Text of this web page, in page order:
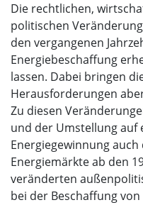
Die rechtlichen,
politischen
den vergangenen
Energiebeschaffung
lassen. Dabei bringen
Herausforderungen
Zu diesen
und der Umstellung auf
Energiegewinnung
Energiemärkte ab den
veränderten
bei der Beschaffung